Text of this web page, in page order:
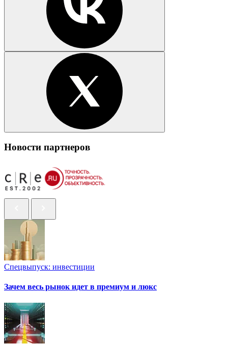
Новости партнеров
Спецвыпуск: инвестиции
Зачем весь рынок идет в премиум и люкс